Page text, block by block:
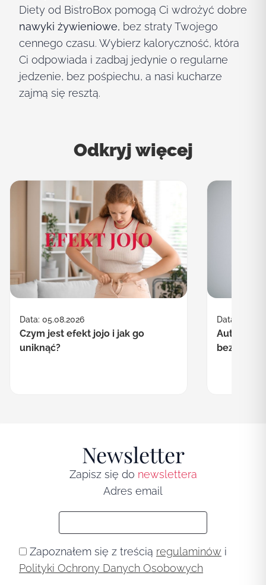
Diety od BistroBox pomogą Ci wdrożyć dobre
nawyki żywieniowe, bez straty Twojego
cennego czasu. Wybierz kaloryczność, która
Ci odpowiada i zadbaj jedynie o regularne
jedzenie, bez pośpiechu, a nasi kucharze
zajmą się resztą.
Odkryj więcej
Data: 05.08.2026
Czym jest efekt jojo i jak go
uniknąć?
Data:
Autofagia
Newsletter
Zapisz się do newslettera
Adres email
Zapoznałem się z treścią regulaminów i
Polityki Ochrony Danych Osobowych